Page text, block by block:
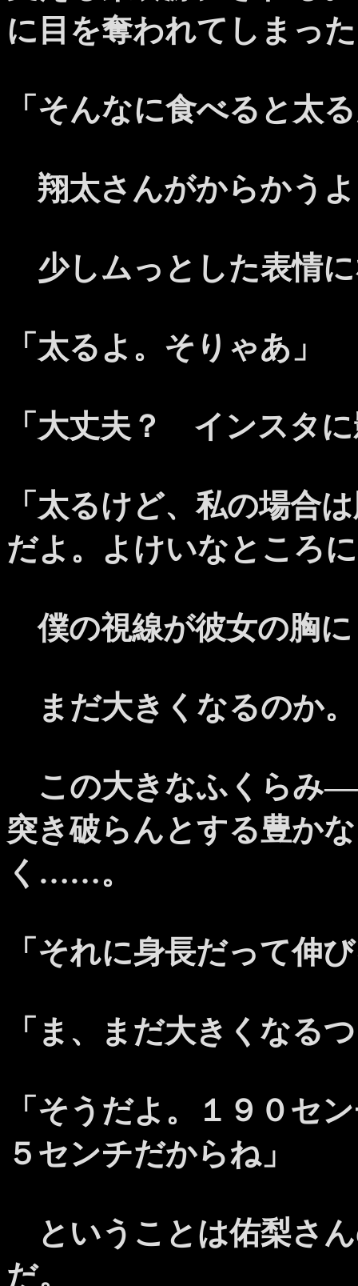
に目を奪われてしまっ
「そんなに食べると太
翔太さんがからかう
少しムっとした表情
「太るよ。そりゃあ」
「大丈夫？ インスタ
「太るけど、私の場合
だよ。よけいなところ
僕の視線が彼女の胸
まだ大きくなるのか。
この大きなふくらみ
突き破らんとする豊か
く……。
「それに身長だって伸
「ま、まだ大きくなる
「そうだよ。１９０セ
５センチだからね」
ということは佑梨さ
だ。